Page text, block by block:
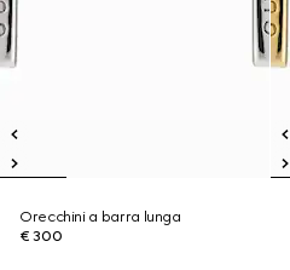
Orecchini a barra lunga
€ 300